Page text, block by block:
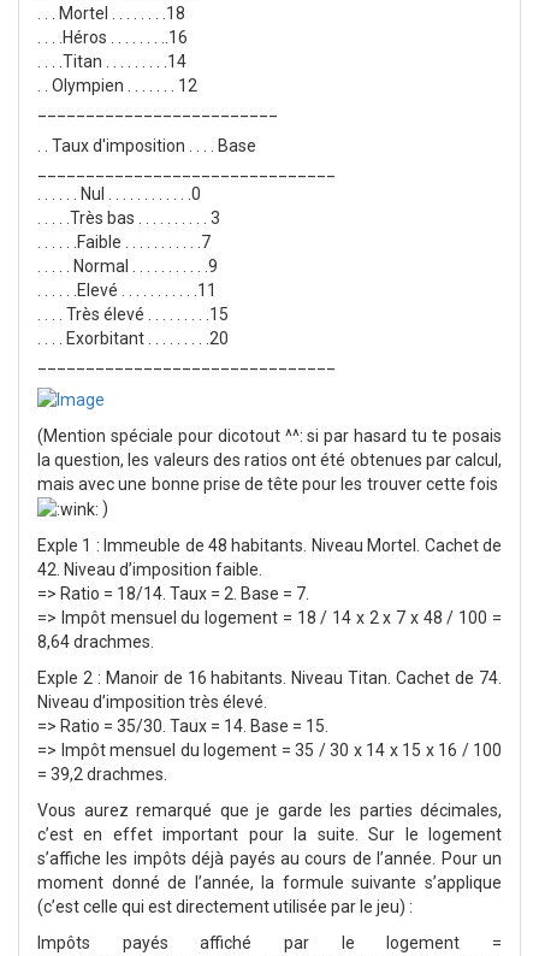
. . . Mortel . . . . . . . .18
. . . .Héros . . . . . . . ..16
. . . .Titan . . . . . . . . .14
. . Olympien . . . . . . . 12
. . Taux d'imposition . . . . Base
. . . . . . Nul . . . . . . . . . . . .0
. . . . .Très bas . . . . . . . . . . 3
. . . . . .Faible . . . . . . . . . . .7
. . . . . Normal . . . . . . . . . . .9
. . . . . .Elevé . . . . . . . . . . .11
. . . . Très élevé . . . . . . . . .15
. . . . Exorbitant . . . . . . . . .20
(Mention spéciale pour dicotout ^^: si par hasard tu te posais
la question, les valeurs des ratios ont été obtenues par calcul,
mais avec une bonne prise de tête pour les trouver cette fois
)
Exple 1 : Immeuble de 48 habitants. Niveau Mortel. Cachet de
42. Niveau d’imposition faible.
=> Ratio = 18/14. Taux = 2. Base = 7.
=> Impôt mensuel du logement = 18 / 14 x 2 x 7 x 48 / 100 =
8,64 drachmes.
Exple 2 : Manoir de 16 habitants. Niveau Titan. Cachet de 74.
Niveau d’imposition très élevé.
=> Ratio = 35/30. Taux = 14. Base = 15.
=> Impôt mensuel du logement = 35 / 30 x 14 x 15 x 16 / 100
= 39,2 drachmes.
Vous aurez remarqué que je garde les parties décimales,
c’est en effet important pour la suite. Sur le logement
s’affiche les impôts déjà payés au cours de l’année. Pour un
moment donné de l’année, la formule suivante s’applique
(c’est celle qui est directement utilisée par le jeu) :
Impôts payés affiché par le logement =